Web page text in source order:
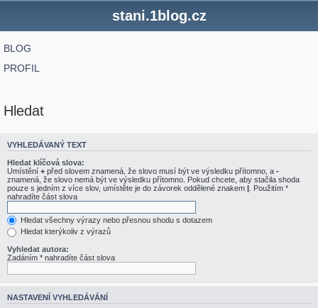
stani.1blog.cz
BLOG
PROFIL
Hledat
VYHLEDÁVANÝ TEXT
Hledat klíčová slova:
Umístění + před slovem znamená, že slovo musí být ve výsledku přítomno, a -
znamená, že slovo nemá být ve výsledku přítomno. Pokud chcete, aby stačila shoda
pouze s jedním z více slov, umístěte je do závorek oddělené znakem | . Použitím *
nahradíte část slova
Hledat všechny výrazy nebo přesnou shodu s dotazem
Hledat kterýkoliv z výrazů
Vyhledat autora:
Zadáním * nahradíte část slova
NASTAVENÍ VYHLEDÁVÁNÍ